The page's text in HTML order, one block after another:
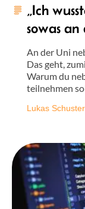
„Ich
sowas
An der Uni
Das geht,
Warum du
teilnehmen
Lukas Schuster